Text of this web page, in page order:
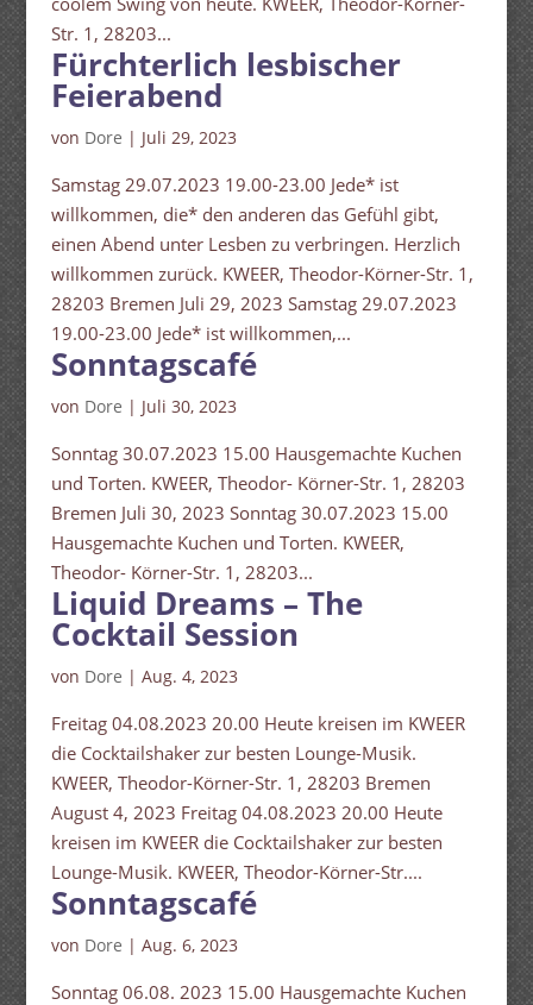
Str. 1, 28203...
Fürchterlich lesbischer
Feierabend
von Dore | Juli 29, 2023
Samstag 29.07.2023 19.00-23.00 Jede* ist
willkommen, die* den anderen das Gefühl gibt,
einen Abend unter Lesben zu verbringen. Herzlich
willkommen zurück. KWEER, Theodor-Körner-Str. 1,
28203 Bremen Juli 29, 2023 Samstag 29.07.2023
19.00-23.00 Jede* ist willkommen,...
Sonntagscafé
von Dore | Juli 30, 2023
Sonntag 30.07.2023 15.00 Hausgemachte Kuchen
und Torten. KWEER, Theodor- Körner-Str. 1, 28203
Bremen Juli 30, 2023 Sonntag 30.07.2023 15.00
Hausgemachte Kuchen und Torten. KWEER,
Theodor- Körner-Str. 1, 28203...
Liquid Dreams – The
Cocktail Session
von Dore | Aug. 4, 2023
Freitag 04.08.2023 20.00 Heute kreisen im KWEER
die Cocktailshaker zur besten Lounge-Musik.
KWEER, Theodor-Körner-Str. 1, 28203 Bremen
August 4, 2023 Freitag 04.08.2023 20.00 Heute
kreisen im KWEER die Cocktailshaker zur besten
Lounge-Musik. KWEER, Theodor-Körner-Str....
Sonntagscafé
von Dore | Aug. 6, 2023
Sonntag 06.08. 2023 15.00 Hausgemachte Kuchen